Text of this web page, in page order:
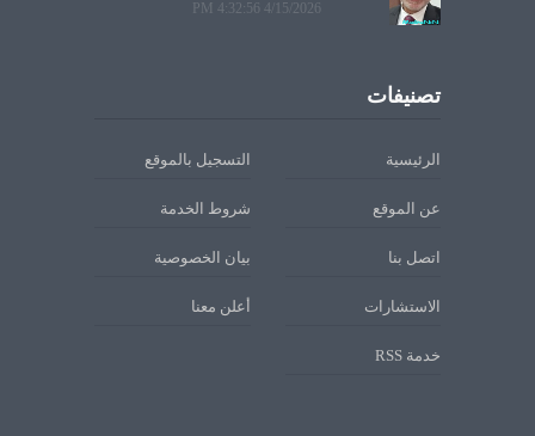
4/15/2026 4:32:56 PM
تصنيفات
الرئيسية التسجيل بالموقع
عن الموقع شروط الخدمة
اتصل بنا بيان الخصوصية
الاستشارات أعلن معنا
خدمة RSS